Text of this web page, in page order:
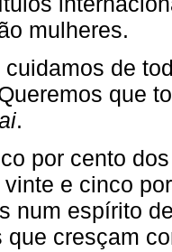
mulheres.
de
que
.
por cento
e cinco
num espírito
que cresçam